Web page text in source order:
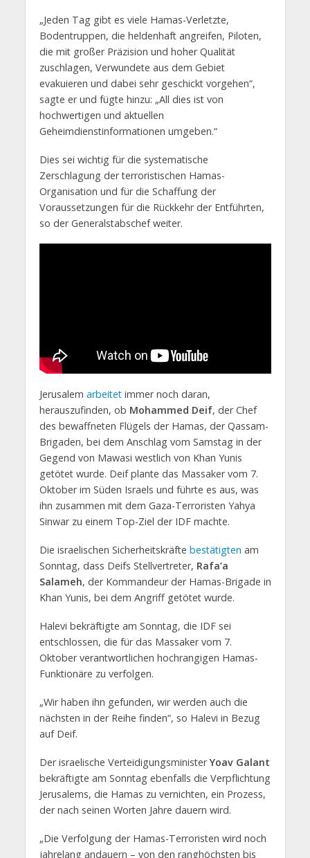
„Jeden Tag gibt es viele Hamas-Verletzte,
Bodentruppen, die heldenhaft angreifen, Piloten,
die mit großer Präzision und hoher Qualität
zuschlagen, Verwundete aus dem Gebiet
evakuieren und dabei sehr geschickt vorgehen“,
sagte er und fügte hinzu: „All dies ist von
hochwertigen und aktuellen
Geheimdienstinformationen umgeben.“
Dies sei wichtig für die systematische
Zerschlagung der terroristischen Hamas-
Organisation und für die Schaffung der
Voraussetzungen für die Rückkehr der Entführten,
so der Generalstabschef weiter.
Jerusalem arbeitetimmer noch daran,
herauszufinden, ob Mohammed Deif, der Chef
des bewaffneten Flügels der Hamas, der Qassam-
Brigaden, bei dem Anschlag vom Samstag in der
Gegend von Mawasi westlich von Khan Yunis
getötet wurde. Deif plante das Massaker vom 7.
Oktober im Süden Israels und führte es aus, was
ihn zusammen mit dem Gaza-Terroristen Yahya
Sinwar zu einem Top-Ziel der IDF machte.
Die israelischen Sicherheitskräfte bestätigten am
Sonntag, dass Deifs Stellvertreter, Rafa’a
Salameh, der Kommandeur der Hamas-Brigade in
Khan Yunis, bei dem Angriff getötet wurde.
Halevi bekräftigte am Sonntag, die IDF sei
entschlossen, die für das Massaker vom 7.
Oktober verantwortlichen hochrangigen Hamas-
Funktionäre zu verfolgen.
„Wir haben ihn gefunden, wir werden auch die
nächsten in der Reihe finden“, so Halevi in Bezug
auf Deif.
Der israelische VerteidigungsministerYoav Galant
bekräftigte am Sonntag ebenfalls die Verpflichtung
Jerusalems, die Hamas zu vernichten, ein Prozess,
der nach seinen Worten Jahre dauern wird.
„Die Verfolgung der Hamas-Terroristen wird noch
jahrelang andauern – von den ranghöchsten bis